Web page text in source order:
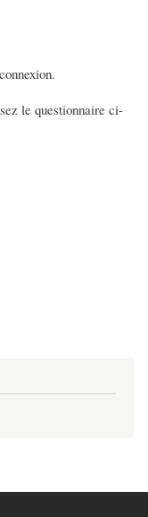
le questionnaire ci-